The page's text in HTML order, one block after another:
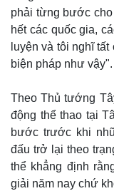
phải từng bước
hết các quốc gia,
luyện và tôi nghĩ
biện pháp như vậy".
Theo Thủ tướng
động thể thao tại
bước trước khi
đấu trở lại theo
thể khẳng định
giải năm nay chứ